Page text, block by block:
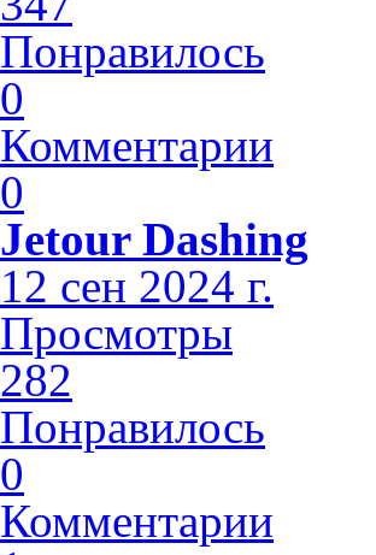
Понравилось
0
Комментарии
0
Jetour Dashing
12 сен 2024 г.
Просмотры
282
Понравилось
0
Комментарии